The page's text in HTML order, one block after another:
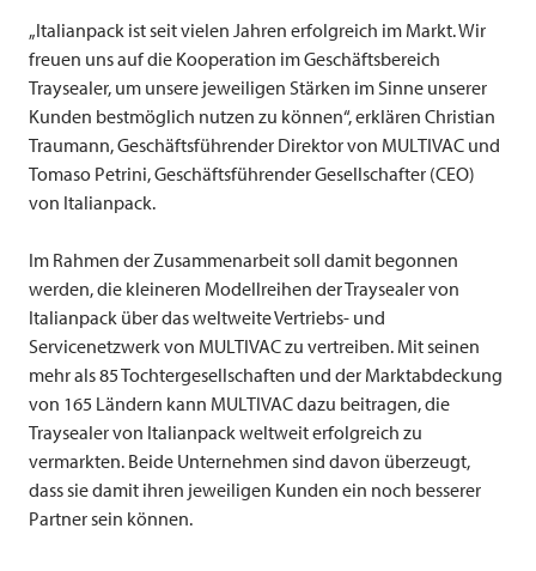
„Italianpack ist seit vielen Jahren erfolgreich im Markt. Wir
freuen uns auf die Kooperation im Geschäftsbereich
Traysealer, um unsere jeweiligen Stärken im Sinne unserer
Kunden bestmöglich nutzen zu können“, erklären Christian
Traumann, Geschäftsführender Direktor von MULTIVAC und
Tomaso Petrini, Geschäftsführender Gesellschafter (CEO)
von Italianpack.
Im Rahmen der Zusammenarbeit soll damit begonnen
werden, die kleineren Modellreihen der Traysealer von
Italianpack über das weltweite Vertriebs- und
Servicenetzwerk von MULTIVACzu vertreiben. Mit seinen
mehr als 85 Tochtergesellschaften und der Marktabdeckung
von 165 Ländern kann MULTIVACdazu beitragen, die
Traysealer von Italianpack weltweit erfolgreich zu
vermarkten. Beide Unternehmen sind davon überzeugt,
dass sie damit ihren jeweiligen Kunden ein noch besserer
Partner sein können.